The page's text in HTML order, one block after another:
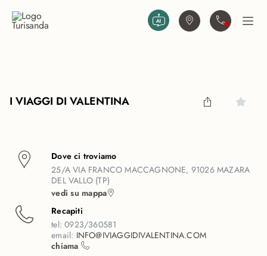
Trova agenziaContattaciApri
I VIAGGI DI VALENTINA
Dove ci troviamo
25/A VIA FRANCO MACCAGNONE, 91026 MAZARA
DEL VALLO (TP)
vedi su mappa
Recapiti
tel:0923/360581
email: INFO@IVIAGGIDIVALENTINA.COM
chiama